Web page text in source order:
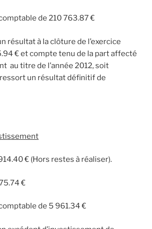
de 210 763.87 €
résultat à la clôture de l’exercice
€ et compte tenu de la part affecté
au titre de l’année 2012, soit
un résultat définitif de
€ (Hors restes à réaliser).
€
de 5 961.34 €